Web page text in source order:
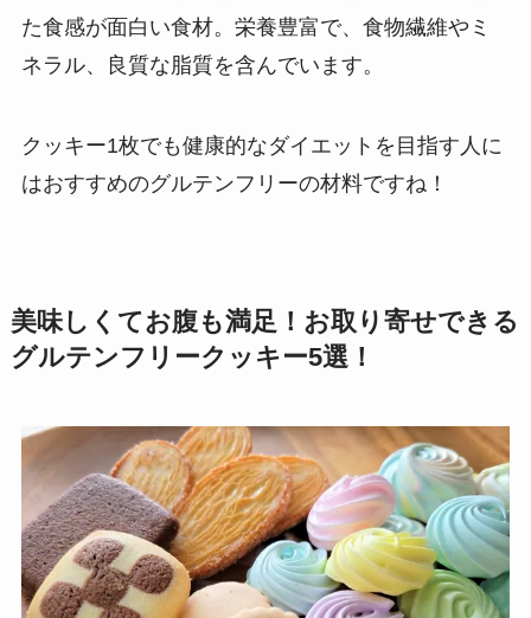
た食感が面白い食材。栄養豊富で、食物繊維やミ
ネラル、良質な脂質を含んでいます。
クッキー1枚でも健康的なダイエットを目指す人に
はおすすめのグルテンフリーの材料ですね！
美味しくてお腹も満足！お取り寄せできる
グルテンフリークッキー5選！